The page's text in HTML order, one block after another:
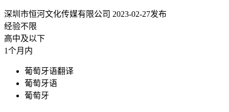
深圳市恒河文化传媒有限公司 2023-02-27发布
经验不限
高中及以下
1个月内
葡萄牙语翻译
葡萄牙语
葡萄牙